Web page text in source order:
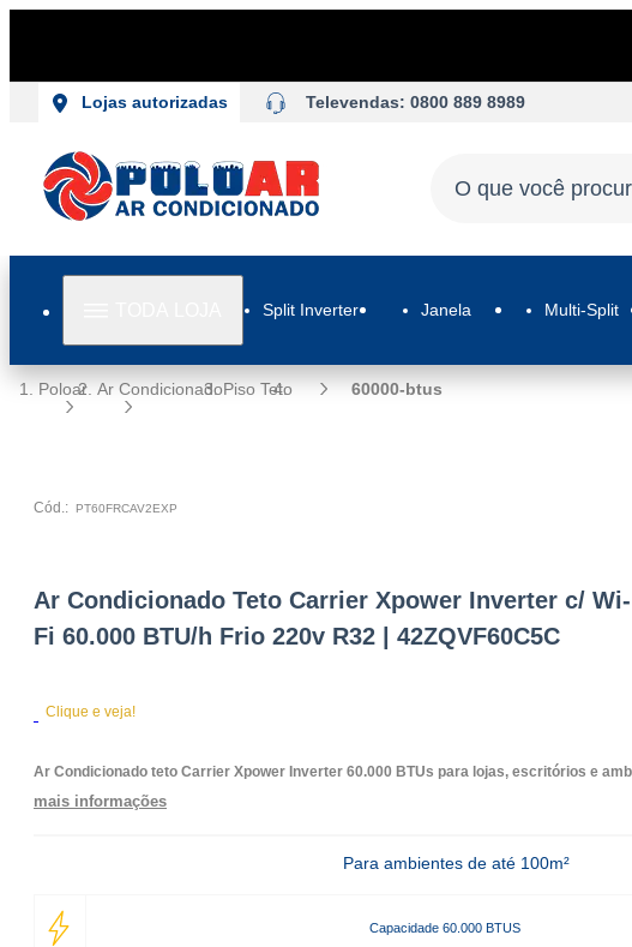
Lojas autorizadas Televendas: 0800 889 8989
Split Inverter Janela Multi-Split
Poloar Ar CondicionadoPiso Teto 60000-btus
Cód.: PT60FRCAV2EXP
Ar Condicionado Teto Carrier Xpower Inverter c/ Wi-
Fi 60.000 BTU/h Frio 220v R32 | 42ZQVF60C5C
Clique e veja!
Ar Condicionado teto Carrier Xpower Inverter 60.000 BTUs para lojas, escritórios e
mais informações
Para ambientes de até 100m²
Capacidade 60.000 BTUS